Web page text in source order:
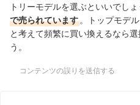
トリーモデルを選ぶといいでしょ
で売られています 。トップモデ
と考えて頻繁に買い換えるなら
う。
コンテンツの誤りを送信する